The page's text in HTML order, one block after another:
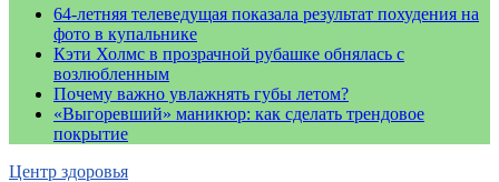
64-летняя телеведущая показала результат похудения на
фото в купальнике
Кэти Холмс в прозрачной рубашке обнялась с
возлюбленным
Почему важно увлажнять губы летом?
«Выгоревший» маникюр: как сделать трендовое
покрытие
Центр здоровья